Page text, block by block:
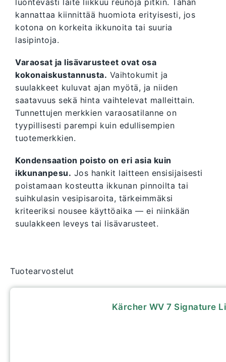
luontevasti laite liikkuu reunoja pitkin. Tähän
kannattaa kiinnittää huomiota erityisesti, jos
kotona on korkeita ikkunoita tai suuria
lasipintoja.
Varaosat ja lisävarusteet ovat osa
kokonaiskustannusta. Vaihtokumit ja
suulakkeet kuluvat ajan myötä, ja niiden
saatavuus sekä hinta vaihtelevat malleittain.
Tunnettujen merkkien varaosatilanne on
tyypillisesti parempi kuin edullisempien
tuotemerkkien.
Kondensaation poisto on eri asia kuin
ikkunanpesu. Jos hankit laitteen ensisijaisesti
poistamaan kosteutta ikkunan pinnoilta tai
suihkulasin vesipisaroita, tärkeimmäksi
kriteeriksi nousee käyttöaika — ei niinkään
suulakkeen leveys tai lisävarusteet.
Tuotearvostelut
Kärcher WV 7 Signature